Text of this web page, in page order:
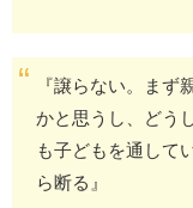
『譲らない。まず
かと思うし、どう
も子どもを通して
ら断る』